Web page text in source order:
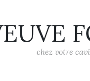
chez votre